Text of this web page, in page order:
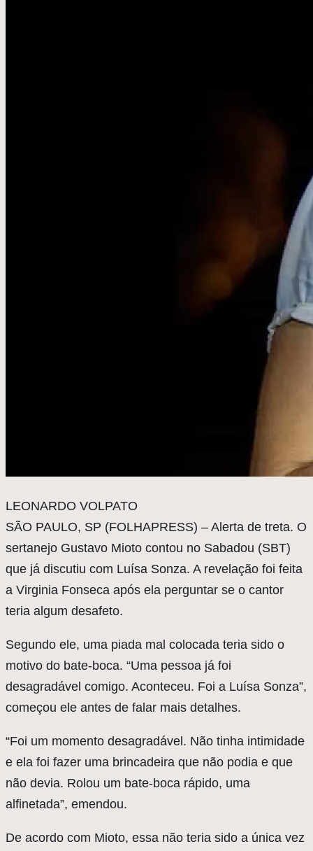
LEONARDO VOLPATO
SÃO PAULO, SP (FOLHAPRESS) – Alerta de treta. O
sertanejo Gustavo Mioto contou no Sabadou (SBT)
que já discutiu com Luísa Sonza. A revelação foi feita
a Virginia Fonseca após ela perguntar se o cantor
teria algum desafeto.
Segundo ele, uma piada mal colocada teria sido o
motivo do bate-boca. “Uma pessoa já foi
desagradável comigo. Aconteceu. Foi a Luísa Sonza”,
começou ele antes de falar mais detalhes.
“Foi um momento desagradável. Não tinha intimidade
e ela foi fazer uma brincadeira que não podia e que
não devia. Rolou um bate-boca rápido, uma
alfinetada”, emendou.
De acordo com Mioto, essa não teria sido a única vez